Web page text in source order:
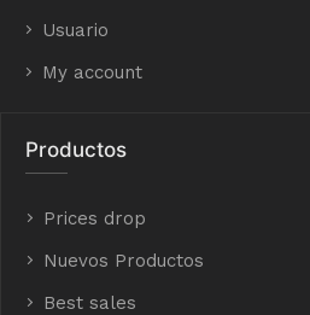
Usuario
My account
Productos
Prices drop
Nuevos Productos
Best sales